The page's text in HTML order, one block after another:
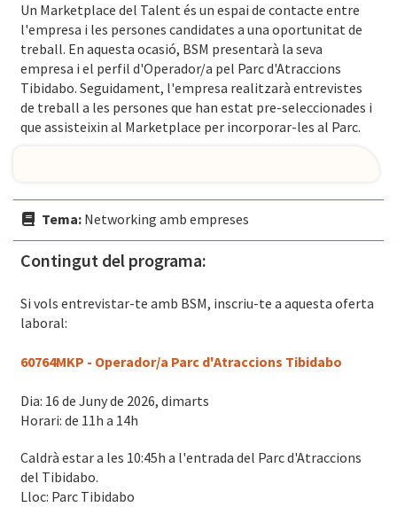
Un Marketplace del Talent és un espai de contacte entre
l'empresa i les persones candidates a una oportunitat de
treball. En aquesta ocasió, BSM presentarà la seva
empresa i el perfil d'Operador/a pel Parc d'Atraccions
Tibidabo. Seguidament, l'empresa realitzarà entrevistes
de treball a les persones que han estat pre-seleccionades i
que assisteixin al Marketplace per incorporar-les al Parc.
Tema: Networking amb empreses
Contingut del programa:
Si vols entrevistar-te amb BSM, inscriu-te a aquesta oferta
laboral:
60764MKP - Operador/a Parc d'Atraccions Tibidabo
Dia: 16 de Juny de 2026, dimarts
Horari: de 11h a 14h
Caldrà estar a les 10:45h a l'entrada del Parc d'Atraccions
del Tibidabo.
Lloc: Parc Tibidabo